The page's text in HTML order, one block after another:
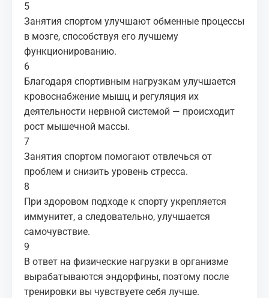
5
Занятия спортом улучшают обменные процессы
в мозге, способствуя его лучшему
функционированию.
6
Благодаря спортивным нагрузкам улучшается
кровоснабжение мышц и регуляция их
деятельности нервной системой — происходит
рост мышечной массы.
7
Занятия спортом помогают отвлечься от
проблем и снизить уровень стресса.
8
При здоровом подходе к спорту укрепляется
иммунитет, а следовательно, улучшается
самочувствие.
9
В ответ на физические нагрузки в организме
вырабатываются эндорфины, поэтому после
тренировки вы чувствуете себя лучше.